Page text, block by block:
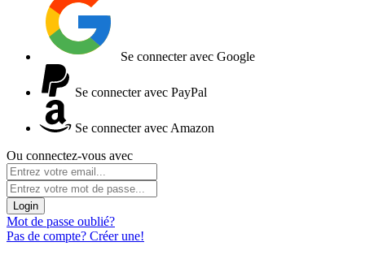
Se connecter avec Google
Se connecter avec PayPal
Se connecter avec Amazon
Ou connectez-vous avec
Login
Mot de passe oublié?
Pas de compte? Créer une!